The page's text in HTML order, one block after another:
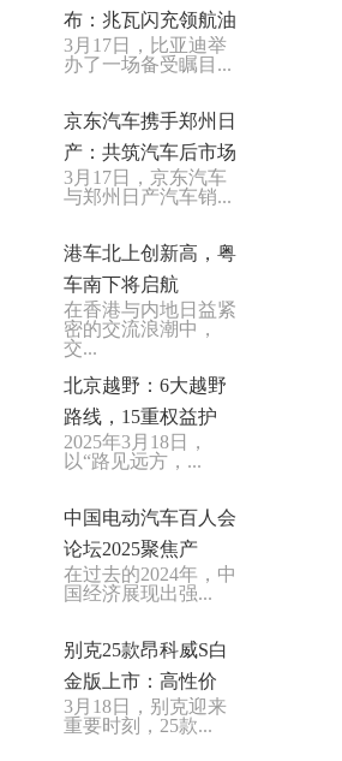
布：兆瓦闪充领航油
3月17日，比亚迪举
办了一场备受瞩目...
京东汽车携手郑州日
产：共筑汽车后市场
3月17日，京东汽车
与郑州日产汽车销...
港车北上创新高，粤
车南下将启航
在香港与内地日益紧
密的交流浪潮中，
交...
北京越野：6大越野
路线，15重权益护
2025年3月18日，
以“路见远方，...
中国电动汽车百人会
论坛2025聚焦产
在过去的2024年，中
国经济展现出强...
别克25款昂科威S白
金版上市：高性价
3月18日，别克迎来
重要时刻，25款...